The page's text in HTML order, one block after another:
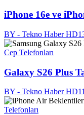
iPhone 16e ve
BY - Tekno Haber HD
Cep Telefonları
Galaxy S26 Plus
BY - Tekno Haber HD
Telefonları